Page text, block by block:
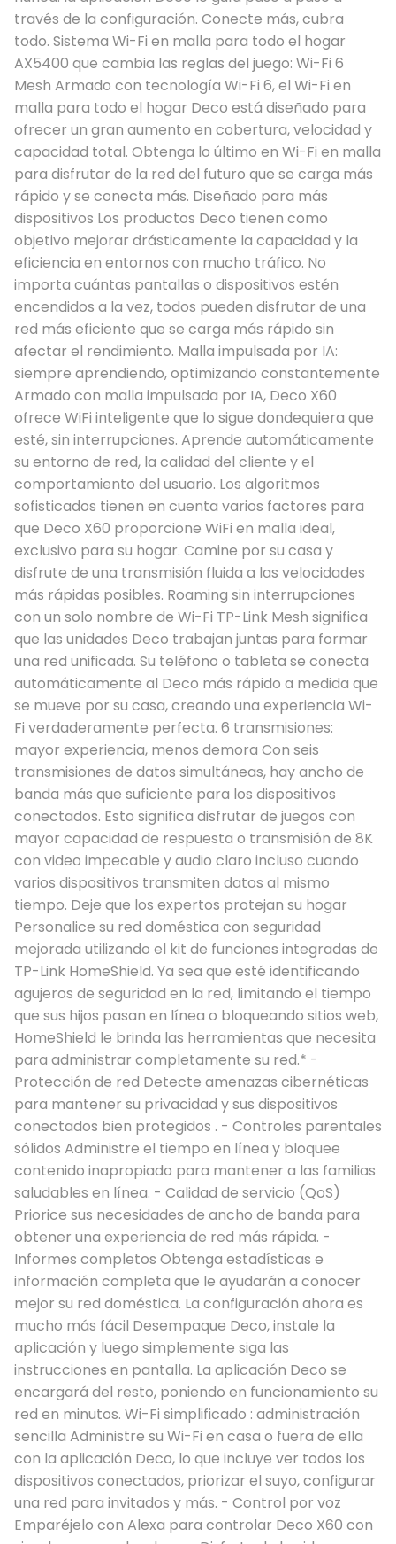
través de la configuración. Conecte más, cubra
todo. Sistema Wi-Fi en malla para todo el hogar
AX5400 que cambia las reglas del juego: Wi-Fi 6
Mesh Armado con tecnología Wi-Fi 6, el Wi-Fi en
malla para todo el hogar Deco está diseñado para
ofrecer un gran aumento en cobertura, velocidad y
capacidad total. Obtenga lo último en Wi-Fi en malla
para disfrutar de la red del futuro que se carga más
rápido y se conecta más. Diseñado para más
dispositivos Los productos Deco tienen como
objetivo mejorar drásticamente la capacidad y la
eficiencia en entornos con mucho tráfico. No
importa cuántas pantallas o dispositivos estén
encendidos a la vez, todos pueden disfrutar de una
red más eficiente que se carga más rápido sin
afectar el rendimiento. Malla impulsada por IA:
siempre aprendiendo, optimizando constantemente
Armado con malla impulsada por IA, Deco X60
ofrece WiFi inteligente que lo sigue dondequiera que
esté, sin interrupciones. Aprende automáticamente
su entorno de red, la calidad del cliente y el
comportamiento del usuario. Los algoritmos
sofisticados tienen en cuenta varios factores para
que Deco X60 proporcione WiFi en malla ideal,
exclusivo para su hogar. Camine por su casa y
disfrute de una transmisión fluida a las velocidades
más rápidas posibles. Roaming sin interrupciones
con un solo nombre de Wi-Fi TP-Link Mesh significa
que las unidades Deco trabajan juntas para formar
una red unificada. Su teléfono o tableta se conecta
automáticamente al Deco más rápido a medida que
se mueve por su casa, creando una experiencia Wi-
Fi verdaderamente perfecta. 6 transmisiones:
mayor experiencia, menos demora Con seis
transmisiones de datos simultáneas, hay ancho de
banda más que suficiente para los dispositivos
conectados. Esto significa disfrutar de juegos con
mayor capacidad de respuesta o transmisión de 8K
con video impecable y audio claro incluso cuando
varios dispositivos transmiten datos al mismo
tiempo. Deje que los expertos protejan su hogar
Personalice su red doméstica con seguridad
mejorada utilizando el kit de funciones integradas de
TP-Link HomeShield. Ya sea que esté identificando
agujeros de seguridad en la red, limitando el tiempo
que sus hijos pasan en línea o bloqueando sitios web,
HomeShield le brinda las herramientas que necesita
para administrar completamente su red.* -
Protección de red Detecte amenazas cibernéticas
para mantener su privacidad y sus dispositivos
conectados bien protegidos . - Controles parentales
sólidos Administre el tiempo en línea y bloquee
contenido inapropiado para mantener a las familias
saludables en línea. - Calidad de servicio (QoS)
Priorice sus necesidades de ancho de banda para
obtener una experiencia de red más rápida. -
Informes completos Obtenga estadísticas e
información completa que le ayudarán a conocer
mejor su red doméstica. La configuración ahora es
mucho más fácil Desempaque Deco, instale la
aplicación y luego simplemente siga las
instrucciones en pantalla. La aplicación Deco se
encargará del resto, poniendo en funcionamiento su
red en minutos. Wi-Fi simplificado : administración
sencilla Administre su Wi-Fi en casa o fuera de ella
con la aplicación Deco, lo que incluye ver todos los
dispositivos conectados, priorizar el suyo, configurar
una red para invitados y más. - Control por voz
Emparéjelo con Alexa para controlar Deco X60 con